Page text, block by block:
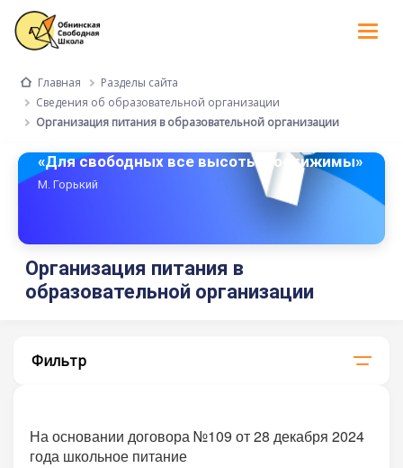
Главная
Разделы сайта
Сведения об образовательной организации
Организация питания в образовательной организации
«Для свободных все высоты достижимы»
М. Горький
Организация питания в
образовательной организации
Фильтр
На основании договора №109 от 28 декабря 2024
года школьное питание